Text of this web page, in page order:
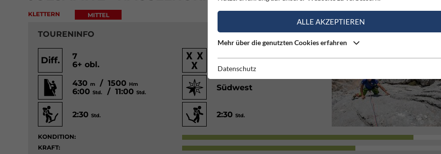
KLETTERN MITTEL
TOURENINFO
Diff.
7
6+ obl.
Gut
430m / 1500 Hm
6:00Std. / 11:00Std.
Südwest
2:30Std. 2:30Std.
KONDITION:
KRAFT:
ALLE AKZEPTIEREN
Mehr über die genutzten Cookies erfahren
Datenschutz